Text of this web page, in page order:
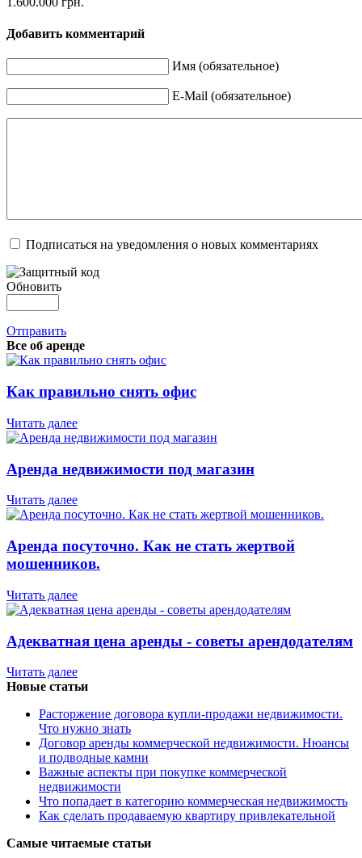
Добавить комментарий
Имя (обязательное)
E-Mail (обязательное)
Подписаться на уведомления о новых комментариях
Обновить
Отправить
Все об аренде
Как правильно снять офис
Читать далее
Аренда недвижимости под магазин
Читать далее
Аренда посуточно. Как не стать жертвой
мошенников.
Читать далее
Адекватная цена аренды - советы арендодателям
Читать далее
Новые статьи
Расторжение договора купли-продажи недвижимости.
Что нужно знать
Договор аренды коммерческой недвижимости. Нюансы
и подводные камни
Важные аспекты при покупке коммерческой
недвижимости
Что попадает в категорию коммерческая недвижимость
Как сделать продаваемую квартиру привлекательной
Самые читаемые статьи